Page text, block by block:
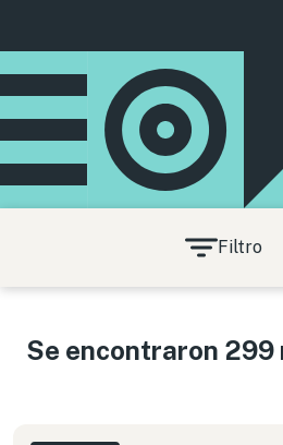
Filtro
Se encontraron